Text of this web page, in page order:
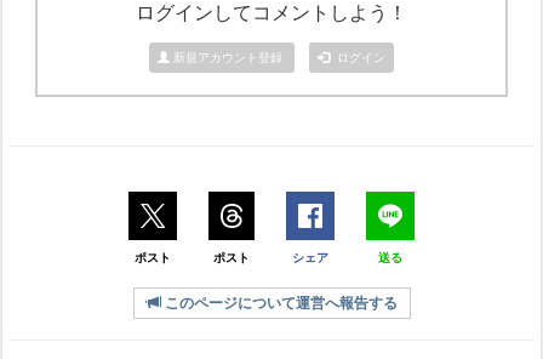
ログインしてコメントしよう！
新規アカウント登録 ログイン
ポスト ポスト シェア 送る
このページについて運営へ報告する